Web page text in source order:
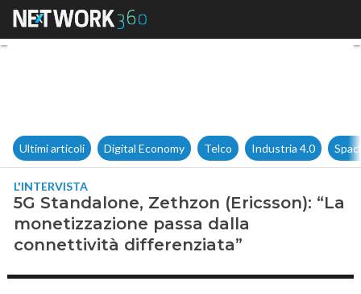
5G Standalone, Zethzon
Ultimi articoli Digital Economy Telco Industria 4.0
L'INTERVISTA
5G Standalone, Zethzon (Ericsson): “La
monetizzazione passa dalla
connettività differenziata”